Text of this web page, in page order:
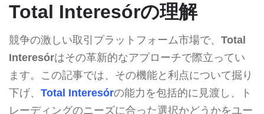
Total Interesórの理解
競争の激しい取引プラットフォーム市場で、 Total
Interesórはその革新的なアプローチで際立ってい
ます。この記事では、その機能と利点について掘り
下げ、 Total Interesórの能力を包括的に見渡し、ト
レーディングのニーズに合った選択かどうかをユー